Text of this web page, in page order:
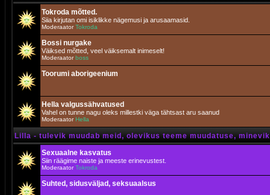
Tokroda mõtted.
Siia kirjutan omi isiklikke nägemusi ja arusaamasid.
ModeraatorTokroda
Bossi nurgake
Väiksed mõtted, veel väiksemalt inimeselt!
Moderaatorboss
Toorumi aborigeenium
Hella valgussähvatused
Vahel on tunne nagu oleks millestki väga tähtsast aru saanud
Moderaator Hella
Lilla - tulevik muudab meid, olevikus teeme muudatuse,
Sexuaalne kasvatus
Siin räägime naiste ja meeste erinevustest.
ModeraatorTokroda
Suhted, sidusväljad, seksuaalsus